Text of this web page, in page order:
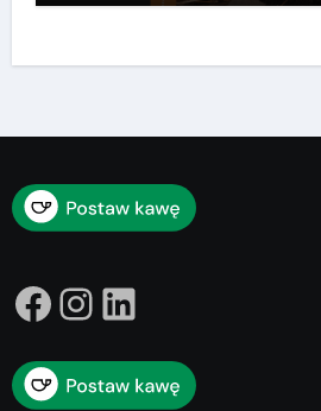
Facebook
Instagram
LinkedIn